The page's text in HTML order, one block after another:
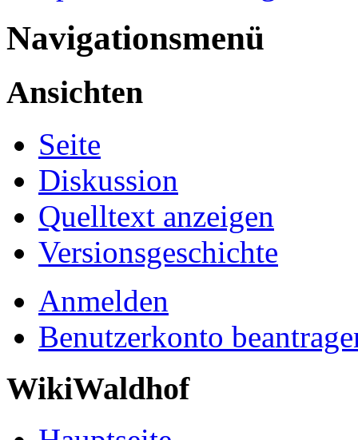
Navigationsmenü
Ansichten
Seite
Diskussion
Quelltext anzeigen
Versionsgeschichte
Anmelden
Benutzerkonto
WikiWaldhof